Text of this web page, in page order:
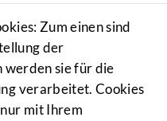
Zum einen sind
der
werden sie für die
verarbeitet. Cookies
mit Ihrem